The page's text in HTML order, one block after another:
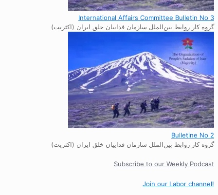
International Affairs Committee Bulletin No 3
گروه کار روابط بین‌الملل سازمان فداییان خلق ایران (اکثریت)
Bulletine No 2
گروه کار روابط بین‌الملل سازمان فداییان خلق ایران (اکثریت)
Subscribe to our Weekly Podcast
!Join our Labor channel